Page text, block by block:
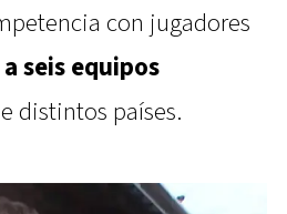
con jugadores
a seis equipos
distintos países.